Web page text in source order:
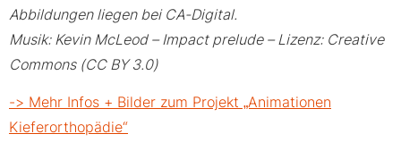
Abbildungen liegen bei CA-Digital.
Musik: Kevin McLeod – Impact prelude – Lizenz: Creative
Commons (CC BY 3.0)
-> Mehr Infos + Bilder zum Projekt „Animationen
Kieferorthopädie“